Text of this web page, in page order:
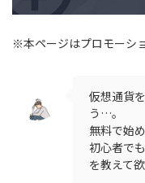
※本ページはプロモーシ
仮想通貨
う…。
無料で始
初心者で
を教えて